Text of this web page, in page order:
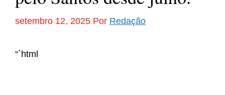
setembro 12, 2025 Por Redação
“`html